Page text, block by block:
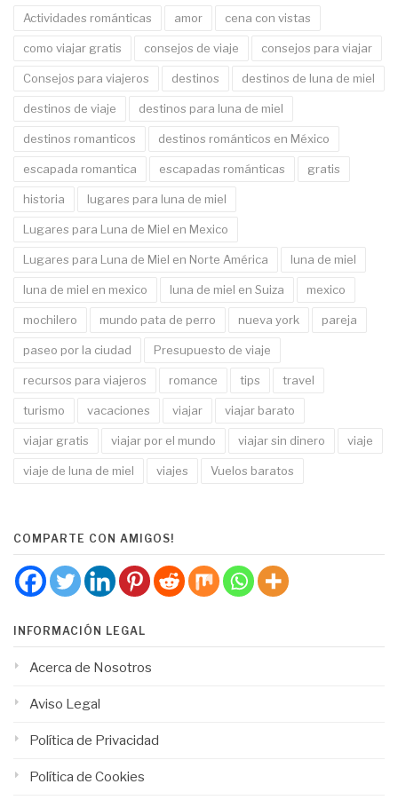
Actividades románticas amor cena con vistas
como viajar gratis consejos de viaje consejos para viajar
Consejos para viajeros destinos destinos de luna de miel
destinos de viaje destinos para luna de miel
destinos romanticos destinos románticos en México
escapada romantica escapadas románticas gratis
historia lugares para luna de miel
Lugares para Luna de Miel en Mexico
Lugares para Luna de Miel en Norte América luna de miel
luna de miel en mexico luna de miel en Suiza mexico
mochilero mundo pata de perro nueva york pareja
paseo por la ciudad Presupuesto de viaje
recursos para viajeros romance tips travel
turismo vacaciones viajar viajar barato
viajar gratis viajar por el mundo viajar sin dinero viaje
viaje de luna de miel viajes Vuelos baratos
COMPARTE CON AMIGOS!
INFORMACIÓN LEGAL
Acerca de Nosotros
Aviso Legal
Política de Privacidad
Política de Cookies